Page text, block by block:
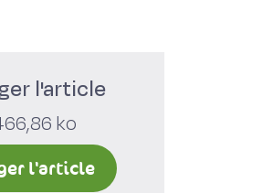
l'article
ko
l'article